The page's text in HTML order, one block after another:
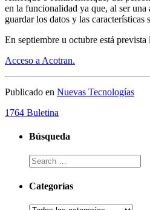
en la funcionalidad ya que, al ser una
guardar los datos y las
En septiembre u octubre está
Acceso a Acotran.
Publicado en Nuevas Tecnologías
1764 Buletina
Búsqueda
Categorías